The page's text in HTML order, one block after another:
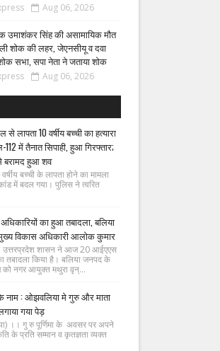
Aug 06, 2026
उमाशंकर सिंह की असामायिक मौत
शोक की लहर, जेएनसीयू व दवा
सभा, सपा नेता ने जताया शोक
Aug 06, 2026
लापता 10 वर्षीय बच्ची का हत्यारा
में तैनात सिपाही, हुआ गिरफ्तार;
बरामद हुआ शव
बच्ची के लापता होने का मामला
में बदल गया। पुलिस ने त्वरित
का हुआ तबादला, बलिया
विकास अधिकारी आलोक कुमार
शासन ने आज 20 आईएएस
तबादला किया है। बलिया जनपद के
को नगर आयुक्त मथुरा वृन्...
: ओझवलिया मे गुरु और माता
गया पेड़
।। गु रु पूर्णिमा के अवसर पर अपने
के प्रति सम्मान व कृतज्ञता व्यक्त